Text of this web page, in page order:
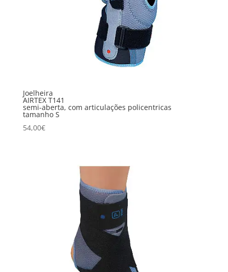
Joelheira
AIRTEX T141
semi-aberta, com articulações policentricas
tamanho S
54,00€